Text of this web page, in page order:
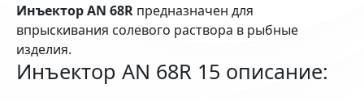
Инъектор AN 68R предназначен для
впрыскивания солевого раствора в рыбные
изделия.
Инъектор AN 68R 15 описание: